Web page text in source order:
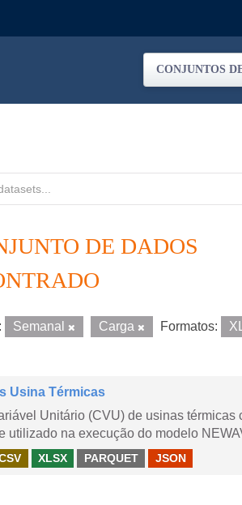
CONJUNTOS
DE DADOS
Semanal Carga Formatos:
Usina Térmicas
Unitário (CVU) de usinas
utilizado na execução do modelo
XLSX PARQUET JSON